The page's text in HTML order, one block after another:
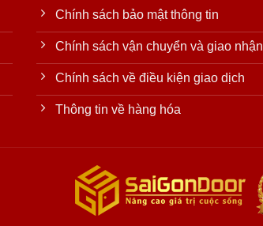
Chính sách bảo mật thông tin
Chính sách vận chuyển và giao nhận
Chính sách về điều kiện giao dịch
Thông tin về hàng hóa